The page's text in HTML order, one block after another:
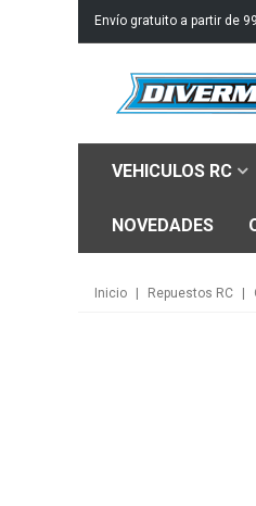
Envío gratuito a partir de
VEHICULOS RC
NOVEDADES
Inicio Repuestos RC